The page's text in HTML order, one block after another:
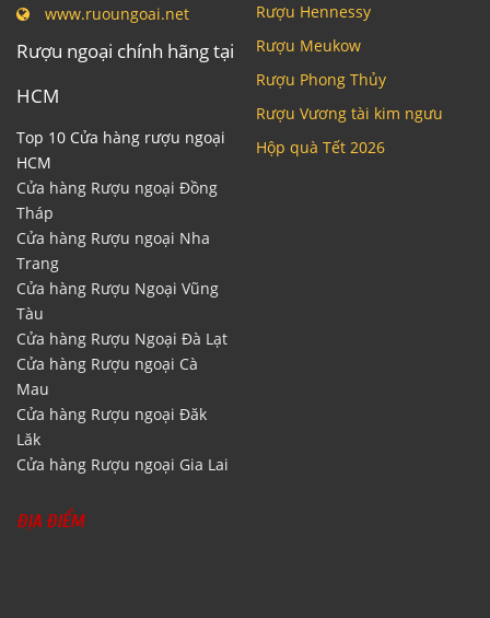
www.ruoungoai.net
Rượu ngoại chính hãng tại
HCM
Top 10 Cửa hàng rượu ngoại
HCM
Cửa hàng Rượu ngoại Đồng
Tháp
Cửa hàng Rượu ngoại Nha
Trang
Cửa hàng Rượu Ngoại Vũng
Tàu
Cửa hàng Rượu Ngoại Đà Lạt
Cửa hàng Rượu ngoại Cà
Mau
Cửa hàng Rượu ngoại Đăk
Lăk
Cửa hàng Rượu ngoại Gia Lai
Rượu Hennessy
Rượu Meukow
Rượu Phong Thủy
Rượu Vương tài kim ngưu
Hộp quà Tết 2026
ĐỊA ĐIỂM